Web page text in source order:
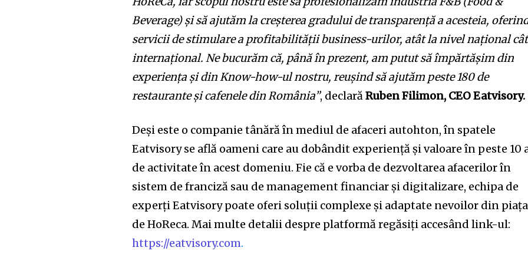
Beverage) și să ajutăm la creșterea gradului de transparență a acesteia,
servicii de stimulare a profitabilității business-urilor, atât la nivel național
internațional. Ne bucurăm că, până în prezent, am putut să împărtășim din
experiența și din Know-how-ul nostru, reușind să ajutăm peste 180 de
restaurante și cafenele din România”, declarăRuben Filimon, CEO Eatvisory.
Deşi este o companie tânără în mediul de afaceri autohton, în spatele
Eatvisory se află oameni care au dobândit experienţă şi valoare în peste 10
de activitate în acest domeniu. Fie că e vorba de dezvoltarea afacerilor în
sistem de franciză sau de management financiar și digitalizare, echipa de
experți Eatvisory poate oferi soluții complexe și adaptate nevoilor din piața
de HoReca. Mai multe detalii despre platformă regăsiți accesând link-ul:
https://eatvisory.com.